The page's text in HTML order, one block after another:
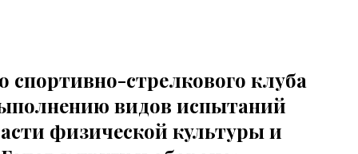
спортивно-стрелкового клуба
видов испытаний
физической культуры и